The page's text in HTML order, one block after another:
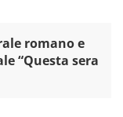
romano e
“Questa sera